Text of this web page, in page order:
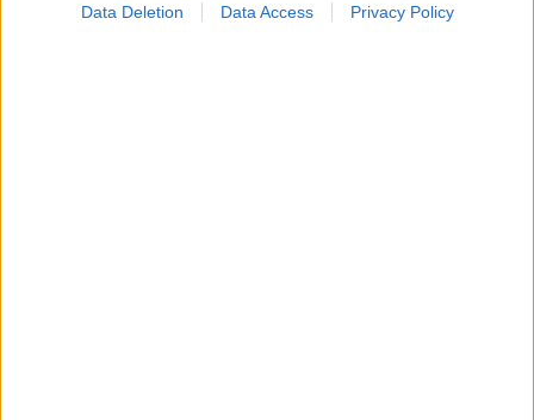
Data Deletion Data Access Privacy Policy
Már elsodorta a Duna a nőt, amikor megtalálták, de